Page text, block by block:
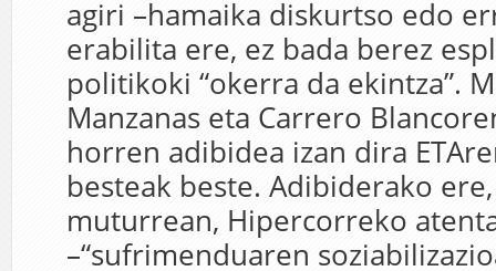
agiri –hamaika diskurtso edo
erabilita ere, ez bada berez
politikoki “okerra da ekintza”.
Manzanas eta Carrero
horren adibidea izan dira
besteak beste. Adibiderako
muturrean, Hipercorreko
–“sufrimenduaren